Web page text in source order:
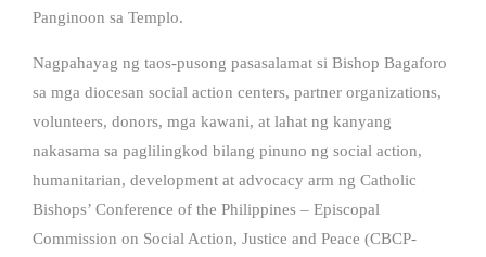
Panginoon sa Templo.
Nagpahayag ng taos-pusong pasasalamat si Bishop Bagaforo
sa mga diocesan social action centers, partner organizations,
volunteers, donors, mga kawani, at lahat ng kanyang
nakasama sa paglilingkod bilang pinuno ng social action,
humanitarian, development at advocacy arm ng Catholic
Bishops’ Conference of the Philippines – Episcopal
Commission on Social Action, Justice and Peace (CBCP-